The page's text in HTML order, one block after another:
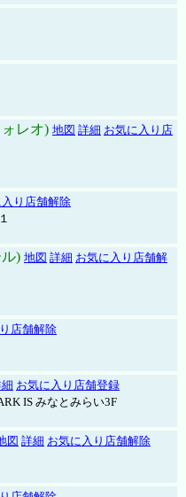
レオ) 地図 詳細 お気に入り店
り店舗解除
) 地図 詳細 お気に入り店舗解
店舗解除
お気に入り店舗登録
IS みなとみらい3F
図 詳細 お気に入り店舗解除